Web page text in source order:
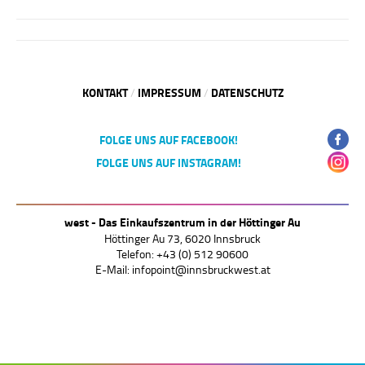
KONTAKT/ IMPRESSUM / DATENSCHUTZ
FOLGE UNS AUF FACEBOOK!
FOLGE UNS AUF INSTAGRAM!
west - Das Einkaufszentrum in der Höttinger Au
Höttinger Au 73, 6020 Innsbruck
Telefon: +43 (0) 512 90600
E-Mail: infopoint@innsbruckwest.at